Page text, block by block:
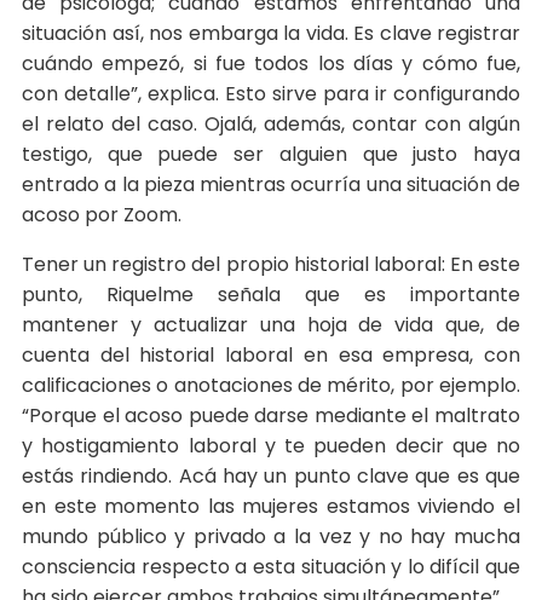
situación así, nos embarga la vida. Es clave registrar
cuándo empezó, si fue todos los días y cómo fue,
con detalle”, explica. Esto sirve para ir configurando
el relato del caso. Ojalá, además, contar con algún
testigo, que puede ser alguien que justo haya
entrado a la pieza mientras ocurría una situación de
acoso por Zoom.
Tener un registro del propio historial laboral: En este
punto, Riquelme señala que es importante
mantener y actualizar una hoja de vida que, de
cuenta del historial laboral en esa empresa, con
calificaciones o anotaciones de mérito, por ejemplo.
“Porque el acoso puede darse mediante el maltrato
y hostigamiento laboral y te pueden decir que no
estás rindiendo. Acá hay un punto clave que es que
en este momento las mujeres estamos viviendo el
mundo público y privado a la vez y no hay mucha
consciencia respecto a esta situación y lo difícil que